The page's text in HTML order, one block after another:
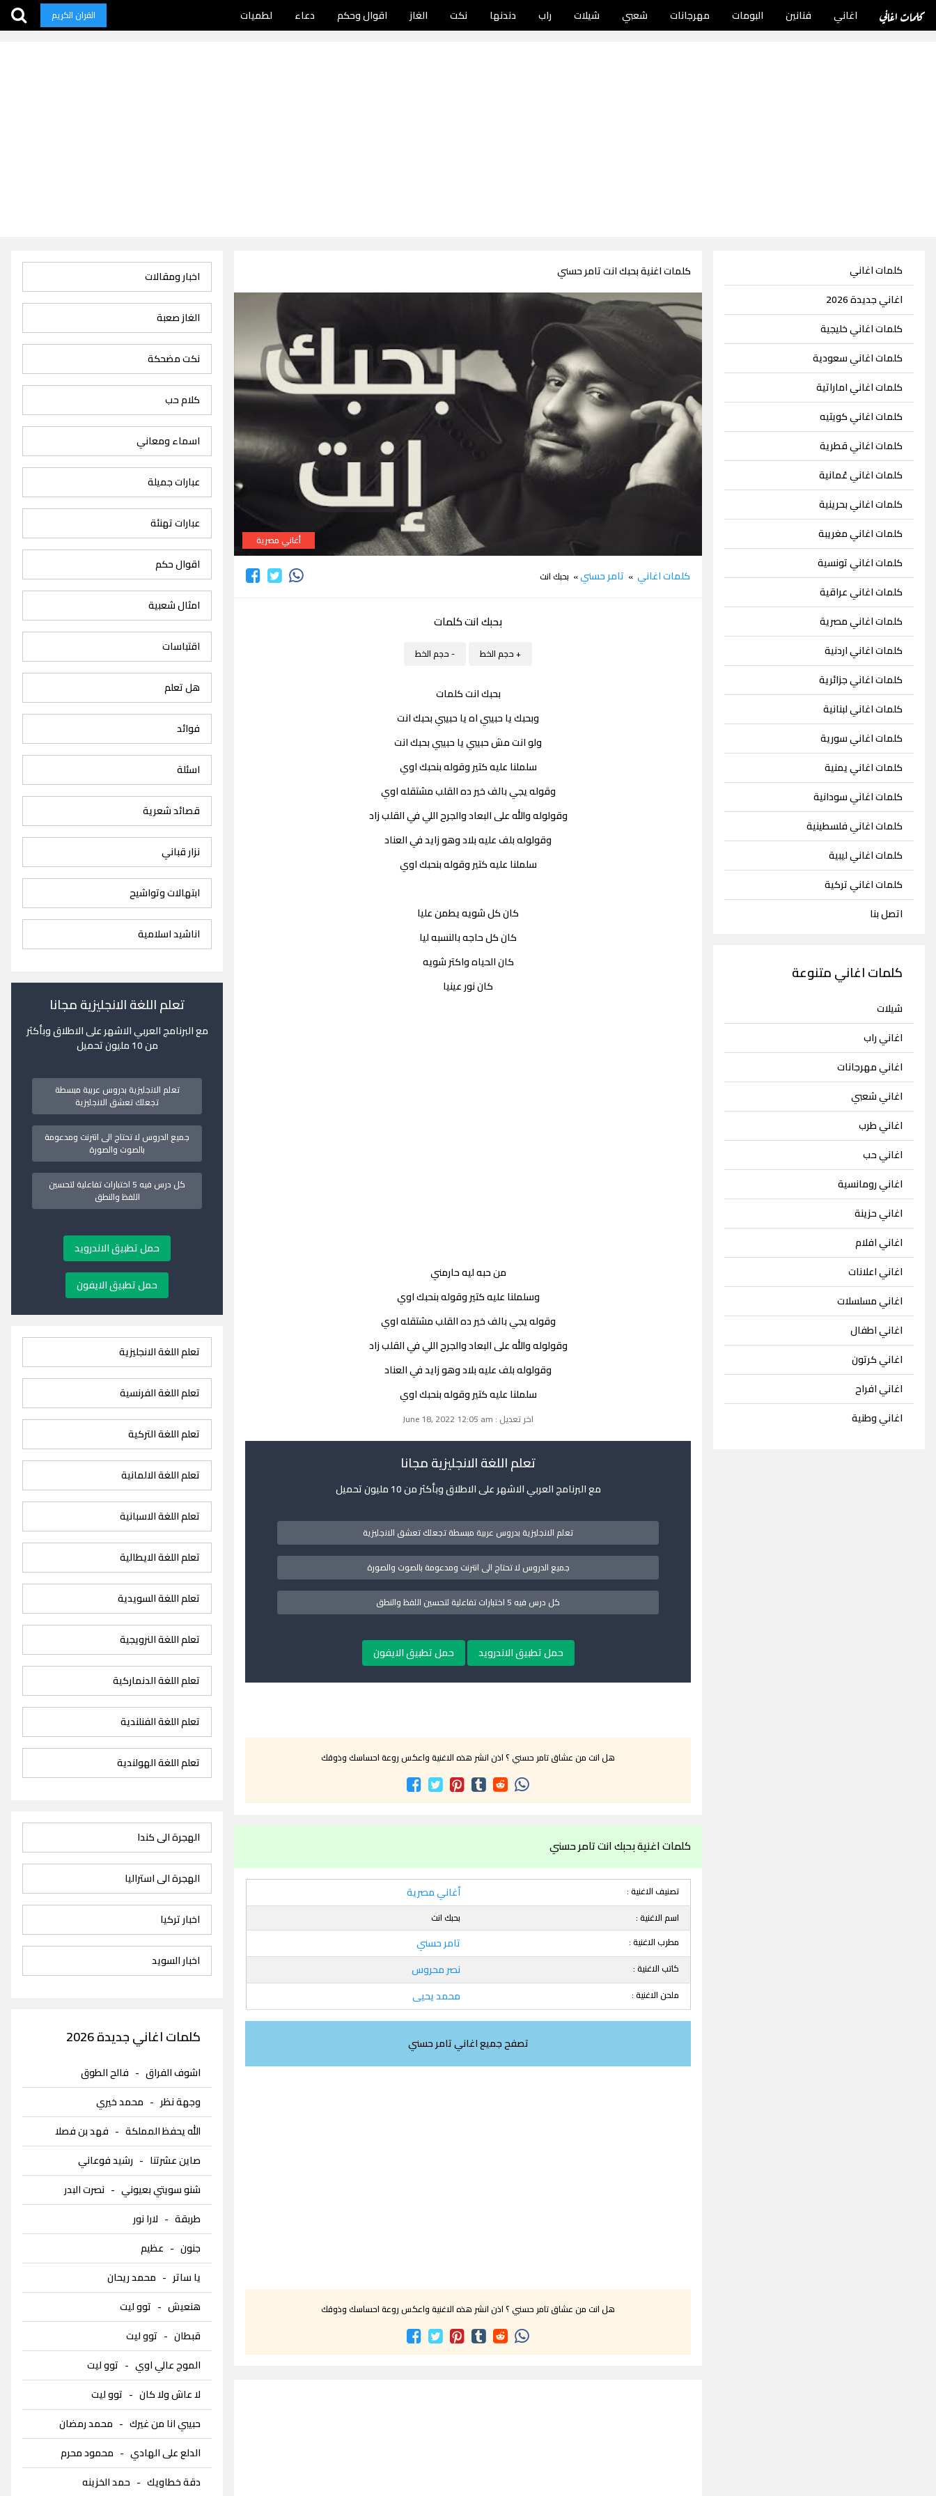
كلمات اغاني اغاني فنانين البومات مهرجانات شعبي شيلات راب دندنها نكت الغاز اقوال وحكم دعاء لطميات القران الكريم
كلمات اغاني
اغاني جديدة 2026
كلمات اغاني خليجية
كلمات اغاني سعودية
كلمات اغاني اماراتية
كلمات اغاني كويتيه
كلمات اغاني قطرية
كلمات اغاني عُمانية
كلمات اغاني بحرينية
كلمات اغاني مغريبة
كلمات اغاني تونسية
كلمات اغاني عراقية
كلمات اغاني مصرية
كلمات اغاني اردنية
كلمات اغاني جزائرية
كلمات اغاني لبنانية
كلمات اغاني سورية
كلمات اغاني يمنية
كلمات اغاني سودانية
كلمات اغاني فلسطينية
كلمات اغاني ليبية
كلمات اغاني تركية
اتصل بنا
كلمات اغاني متنوعة
شيلات
اغاني راب
اغاني مهرجانات
اغاني شعبي
اغاني طرب
اغاني حب
اغاني رومانسية
اغاني حزينة
اغاني افلام
اغاني اعلانات
اغاني مسلسلات
اغاني اطفال
اغاني كرتون
اغاني افراح
اغاني وطنية
كلمات اغنية بحبك انت تامر حسني
أغاني مصرية
كلمات اغاني » تامر حسني» بحبك انت
بحبك انت كلمات
+ حجم الخط - حجم الخط
بحبك انت كلمات
وبحبك يا حبيبي اه يا حبيبي بحبك انت
ولو انت مش حبيبي يا حبيبي بحبك انت
سلملنا عليه كتير وقوله بنحبك اوي
وقوله يجي بالف خير ده القلب مشتقله اوي
وقولوله والله على البعاد والجرح اللي في القلب زاد
وقولوله بلف عليه بلاد وهو زايد في العناد
سلملنا عليه كتير وقوله بنحبك اوي
كان كل شويه يطمن عليا
كان كل حاجه بالنسبه ليا
كان الحياه واكتر شويه
كان نور عينيا
من حبه ليه حارمني
وسلملنا عليه كتير وقوله بنحبك اوي
وقوله يجي بالف خير ده القلب مشتقله اوي
وقولوله والله على البعاد والجرح اللي في القلب زاد
وقولوله بلف عليه بلاد وهو زايد في العناد
سلملنا عليه كتير وقوله بنحبك اوي
اخر تعديل : June 18, 2022 12:05 am
تعلم اللغة الانجليزية مجانا
مع البرنامج العربي الاشهر على الاطلاق وبأكثر من 10 مليون تحميل
تعلم الانجليزية بدروس عربية مبسطة تجعلك تعشق الانجليزية
جميع الدروس لا تحتاج الى انترنت ومدعومة بالصوت والصورة
كل درس فيه 5 اختبارات تفاعلية لتحسين اللفظ والنطق
حمل تطبيق الاندرويد حمل تطبيق الايفون
هل انت من عشاق تامر حسني ؟ اذن انشر هذه الاغنية واعكس روعة احساسك وذوقك
كلمات اغنية بحبك انت تامر حسني
تصنيف الاغنية : أغاني مصرية
اسم الاغنية :
بحبك انت
مطرب الاغنية :
تامر حسني
كاتب الاغنية : نصر محروس
ملحن الاغنية : محمد يحيى
تصفح جميع اغاني تامر حسني
هل انت من عشاق تامر حسني ؟ اذن انشر هذه الاغنية واعكس روعة احساسك وذوقك
اخبار ومقالات
الغاز صعبة
نكت مضحكة
كلام حب
اسماء ومعاني
عبارات جميلة
عبارات تهنئة
اقوال حكم
امثال شعبية
اقتباسات
هل تعلم
فوائد
اسئلة
قصائد شعرية
نزار قباني
ابتهالات وتواشيح
اناشيد اسلامية
تعلم اللغة الانجليزية مجانا
مع البرنامج العربي الاشهر على الاطلاق وبأكثر
من 10 مليون تحميل
تعلم الانجليزية بدروس عربية مبسطة
تجعلك تعشق الانجليزية
جميع الدروس لا تحتاج الى انترنت ومدعومة
بالصوت والصورة
كل درس فيه 5 اختبارات تفاعلية لتحسين
اللفظ والنطق
حمل تطبيق الاندرويد
حمل تطبيق الايفون
تعلم اللغة الانجليزية
تعلم اللغة الفرنسية
تعلم اللغة التركية
تعلم اللغة الالمانية
تعلم اللغة الاسبانية
تعلم اللغة الايطالية
تعلم اللغة السويدية
تعلم اللغة النرويجية
تعلم اللغة الدنماركية
تعلم اللغة الفنلندية
تعلم اللغة الهولندية
الهجرة الى كندا
الهجرة الى استراليا
اخبار تركيا
اخبار السويد
كلمات اغاني جديدة 2026
اشوف الفراق- فالح الطوق
وجهة نظر - محمد خيري
الله يحفظ المملكة- فهد بن فصلا
صاين عشرتنا - رشيد فوعاني
شنو سويتي بعيوني- نصرت البدر
طربقة- لارا نور
جنون- عظيم
يا ساتر - محمد ريحان
هنعيش- توو ليت
قبطان- توو ليت
الموج عالي اوي- توو ليت
لا عاش ولا كان- توو ليت
حبيبي انا من غيرك- محمد رمضان
الدلع على الهادي- محمود محرم
دقة خطاويك- حمد الخزينه